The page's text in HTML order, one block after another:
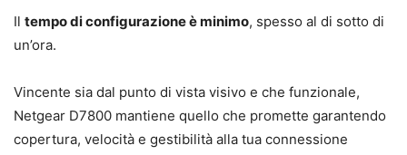
Il tempo di configurazione è minimo, spesso al di sotto di
un’ora.
Vincente sia dal punto di vista visivo e che funzionale,
Netgear D7800 mantiene quello che promette garantendo
copertura, velocità e gestibilità alla tua connessione